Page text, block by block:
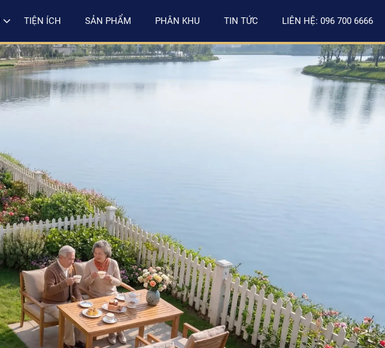
TIỆN ÍCH SẢN PHẨM PHÂN KHU TIN TỨC LIÊN HỆ: 096 700 6666